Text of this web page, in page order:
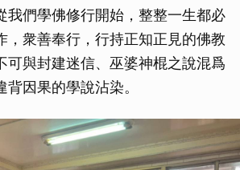
我們學佛修行開始，整整一生都必
，衆善奉行，行持正知正見的佛教
可與封建迷信、巫婆神棍之說混爲
因果的學說沾染。